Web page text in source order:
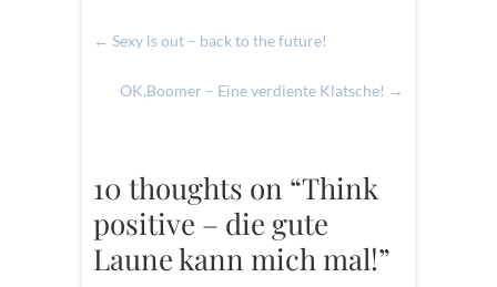
← Sexy is out – back to the future!
OK,Boomer – Eine verdiente Klatsche! →
10 thoughts on “Think
positive – die gute
Laune kann mich mal!”